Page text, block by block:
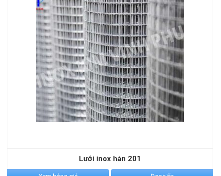
Lưới inox hàn 201